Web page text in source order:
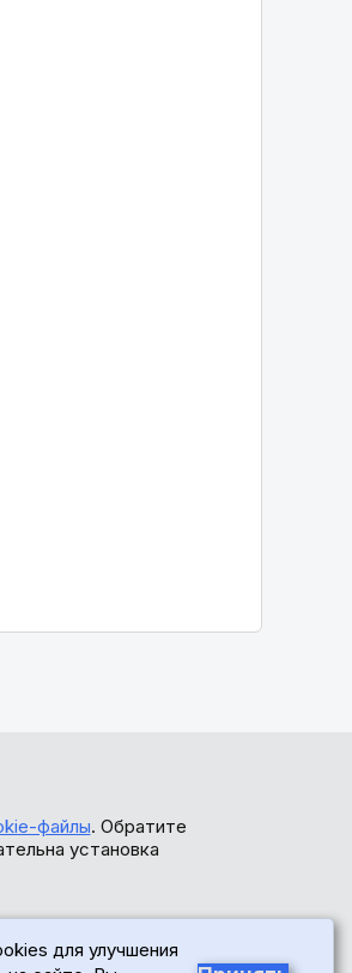
файлы. Обратите
установка
для улучшения